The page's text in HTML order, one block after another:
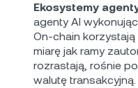
Ekosystemy
agenty AI
On-chain korzystają
miarę jak ramy
rozrastają, rośnie
walutę transakcyjną.